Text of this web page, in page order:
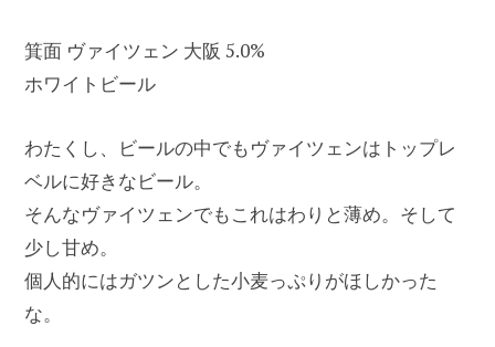
箕面 ヴァイツェン 大阪 5.0%
ホワイトビール
わたくし、ビールの中でもヴァイツェンはトップレ
ベルに好きなビール。
そんなヴァイツェンでもこれはわりと薄め。そして
少し甘め。
個人的にはガツンとした小麦っぷりがほしかった
な。